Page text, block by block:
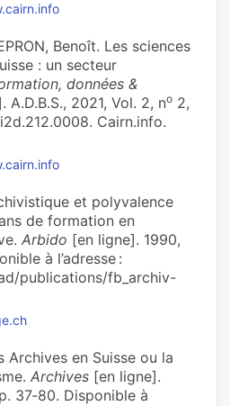
Benoît. Les sciences
: un secteur
données &
A.D.B.S., 2021, Vol. 2, no 2,
Cairn.info.
et polyvalence
de formation en
Arbido [en ligne]. 1990,
à l’adresse :
publications/fb_archiv-
Archives en Suisse ou la
Archives [en ligne].
37‑80. Disponible à